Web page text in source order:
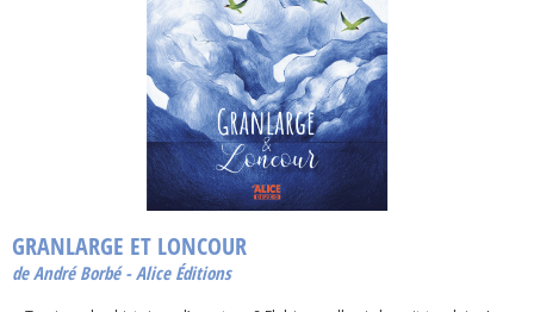
GRANLARGE ET LONCOUR
de André Borbé - Alice Éditions